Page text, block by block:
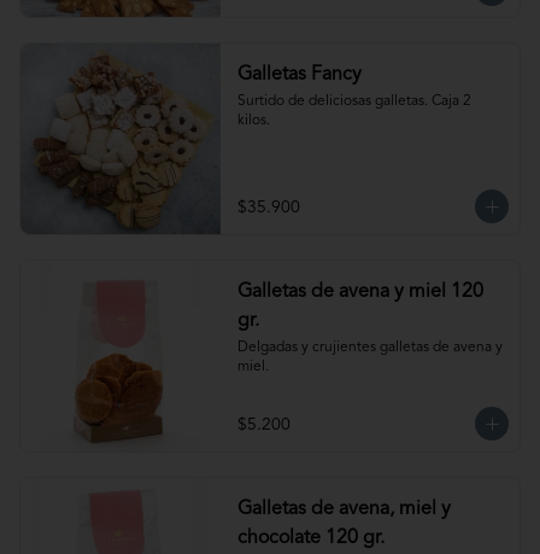
Galletas Fancy
Surtido de deliciosas galletas. Caja 2
kilos.
$35.900
Galletas de avena y miel 120
gr.
Delgadas y crujientes galletas de avena y
miel.
$5.200
Galletas de avena, miel y
chocolate 120 gr.